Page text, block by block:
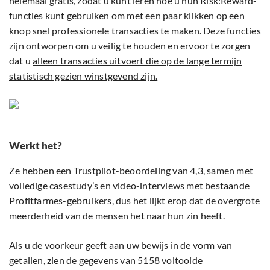
functies kunt gebruiken om met een paar klikken op een
knop snel professionele transacties te maken. Deze functies
zijn ontworpen om u veilig te houden en ervoor te zorgen
dat ualleen transacties uitvoert die op de lange termijn
statistisch gezien winstgevend zijn.
Werkt het?
Ze hebben een Trustpilot-beoordeling van 4,3, samen met
volledige casestudy’s en video-interviews met bestaande
Profitfarmes-gebruikers, dus het lijkt erop dat de overgrote
meerderheid van de mensen het naar hun zin heeft.
Als u de voorkeur geeft aan uw bewijs in de vorm van
getallen, zien de gegevens van 5158 voltooide